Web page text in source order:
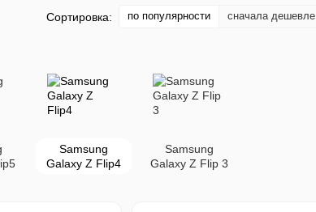
Сортировка: по популярности сначала дешевле
Samsung
Galaxy Z Flip4
Samsung
Galaxy Z Flip 3